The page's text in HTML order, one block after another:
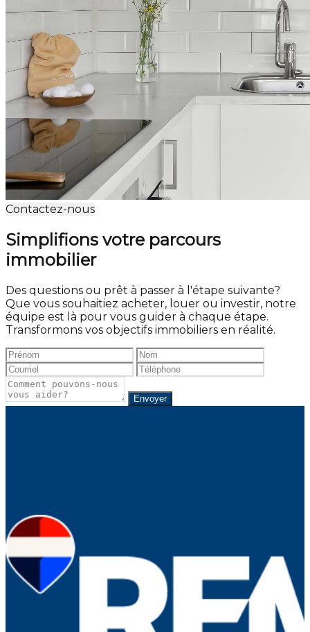
Contactez-nous
Simplifions votre parcours
immobilier
Des questions ou prêt à passer à l'étape suivante?
Que vous souhaitiez acheter, louer ou investir, notre
équipe est là pour vous guider à chaque étape.
Transformons vos objectifs immobiliers en réalité.
Envoyer